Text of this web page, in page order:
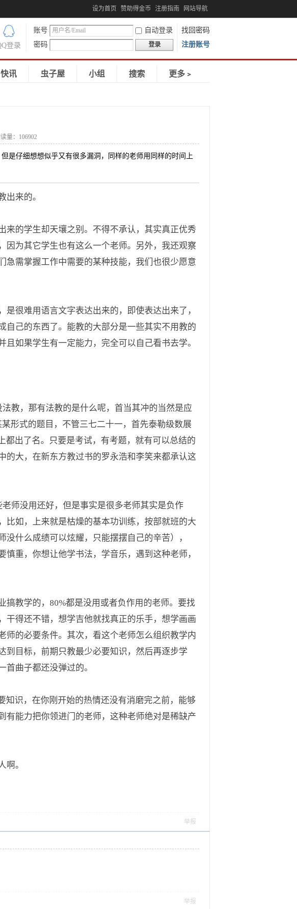
设为首页 赞助得金币 注册指南 网站导航
账号 自动登录
找回密码
密码
登录 注册账号
登录
快讯 虫子屋 小组 搜索 更多﹥
量： 106902
是仔细想想似乎又有很多漏洞，同样的老师用同样的时间上
出来的。
来的学生却天壤之别。不得不承认，其实真正优秀
因为其它学生也有这么一个老师。另外，我还观察
急需掌握工作中需要的某种技能，我们也很少愿意
很难用语言文字表达出来的，即使表达出来了，
自己的东西了。能教的大部分是一些其实不用教的
如果学生有一定能力，完全可以自己看书去学。
教，那有法教的是什么呢，首当其冲的当然是应
形式的题目，不管三七二十一，首先泰勒级数展
都出了名。只要是考试，有考题，就有可以总结的
的大，在新东方教过书的罗永浩和李笑来都承认这
师没用还好，但是事实是很多老师其实是负作
比如，上来就是枯燥的基本功训练，按部就班的大
什么成绩可以炫耀，只能摆摆自己的辛苦），
重，你想让他学书法，学音乐，遇到这种老师，
搞教学的，80%都是没用或者负作用的老师。要找
干得还不错，想学吉他就找真正的乐手，想学画画
师的必要条件。其次，看这个老师怎么组织教学内
到目标，前期只教最少必要知识，然后再逐步学
曲子都还没弹过的。
知识，在你刚开始的热情还没有消磨完之前，能够
有能力把你领进门的老师，这种老师绝对是稀缺产
啊。
举报
举报